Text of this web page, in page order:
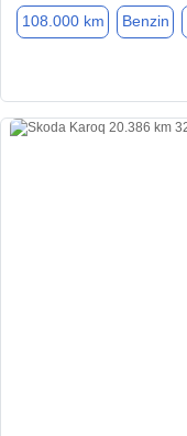
108.000 km Benzin